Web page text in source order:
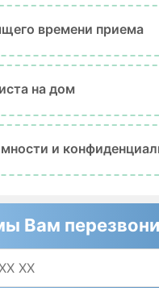
времени приема
на дом
и
Вам